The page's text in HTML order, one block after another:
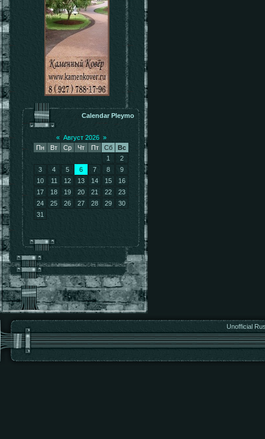
Calendar Pleymo
« Август 2026 »
Пн
Вт Ср Чт Пт Сб
Вс
1
2
3
4 5 6 7 8
9
10
11 12 13 14 15
16
17
18 19 20 21 22
23
24
25 26 27 28 29
30
31
Unofficial